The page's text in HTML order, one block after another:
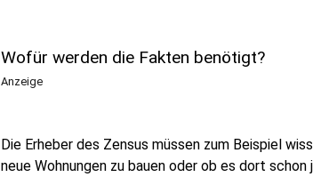
Wofür werden die Fakten benötigt?
Anzeige
Die Erheber des Zensus müssen zum Beispiel
neue Wohnungen zu bauen oder ob es dort